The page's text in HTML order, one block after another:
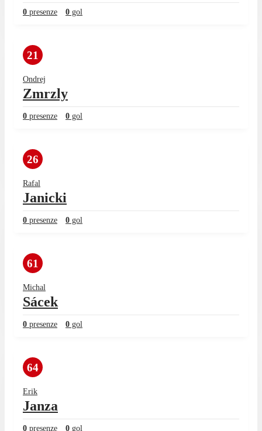
0 presenze 0 gol
21
Ondrej
Zmrzly
0 presenze 0 gol
26
Rafal
Janicki
0 presenze 0 gol
61
Michal
Sácek
0 presenze 0 gol
64
Erik
Janza
0 presenze 0 gol